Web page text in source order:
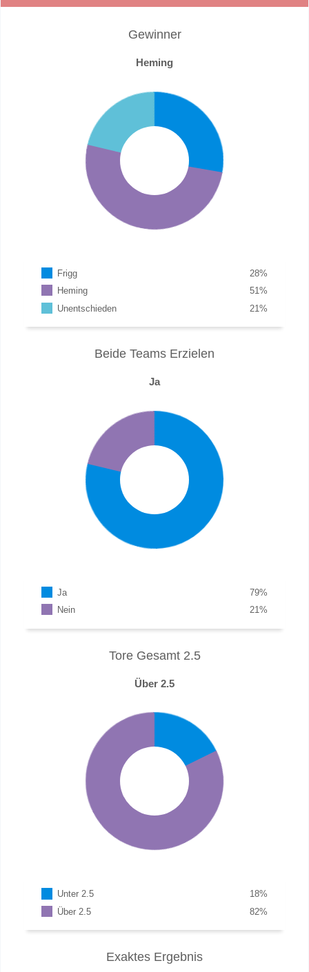
Gewinner
Heming
Frigg %
28
Heming
%
51
Unentschieden
%
21
Beide Teams Erzielen
Ja
Ja %
79
Nein
%
21
Tore Gesamt 2.5
Über 2.5
Unter 2.5 %
18
Über 2.5
%
82
Exaktes Ergebnis